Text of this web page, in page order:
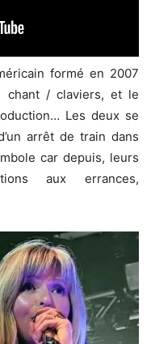
formé en 2007
chant / claviers, et le
Les deux se
arrêt de train dans
car depuis, leurs
aux errances,